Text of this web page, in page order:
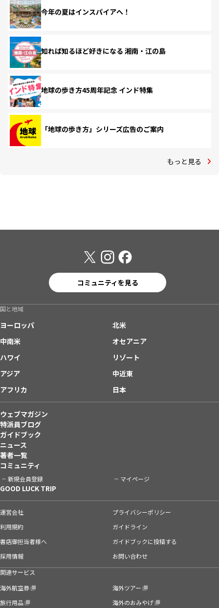
今年の夏はインスパイアへ！
知れば知るほど好きになる 湘南・江の島
地球の歩き方45周年記念 インド特集
「地球の歩き方」シリーズ広告のご案内
もっと見る
コミュニティを見る
国と地域
ヨーロッパ
北米
中南米
オセアニア
ハワイ
リゾート
アジア
中近東
アフリカ
日本
ウェブマガジン
特派員ブログ
ガイドブック
ニュース
著者一覧
コミュニティ
新規会員登録 マイページ
GOOD LUCK TRIP
運営会社
プライバシーポリシー
利用規約
ガイドライン
書店御担当者様へ
ガイドブックに投稿する
採用情報
お問い合わせ
関連サービス
海外航空券
海外ツアー
旅行用品
海外のおみやげ